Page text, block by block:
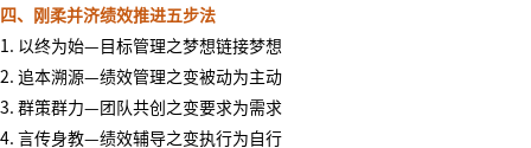
四、刚柔并济绩效推进五步法
1. 以终为始—目标管理之梦想链接梦想
2. 追本溯源—绩效管理之变被动为主动
3. 群策群力—团队共创之变要求为需求
4. 言传身教—绩效辅导之变执行为自行